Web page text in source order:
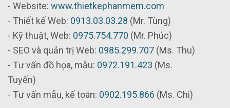
- Website: www.thietkephanmem.com
- Thiết kế Web: 0913.03.03.28 (Mr. Tùng)
- Kỹ thuật, Web: 0975.754.770 (Mr. Phúc)
- SEO và quản trị Web: 0985.299.707 (Ms. Thu)
- Tư vấn đồ họa, mẫu: 0972.191.423 (Ms.
Tuyến)
- Tư vấn mẫu, kế toán: 0902.195.866 (Ms. Chi)